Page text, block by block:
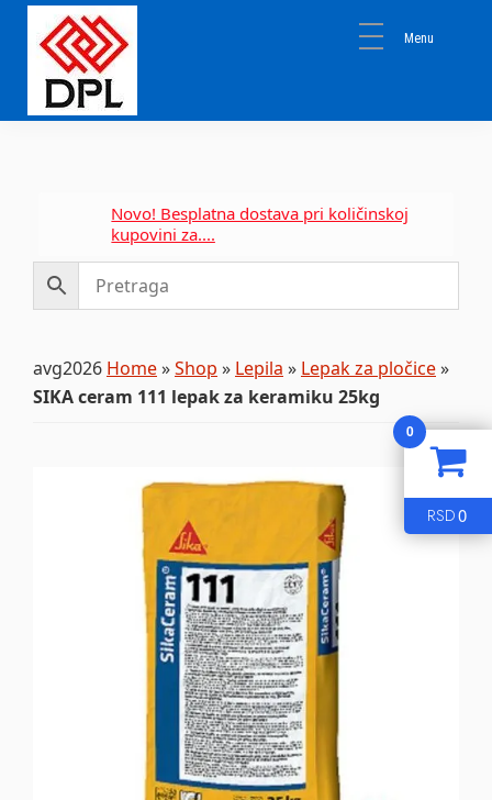
primary
navigation
main
content
primary
sidebar
DPL
Novo! Besplatna dostava pri količinskoj
kupovini za....
avg2026 Home»Shop » Lepila » Lepak za pločice»
SIKA ceram 111 lepak za keramiku 25kg
0
RSD0